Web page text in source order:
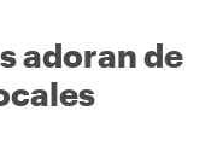
adoran de